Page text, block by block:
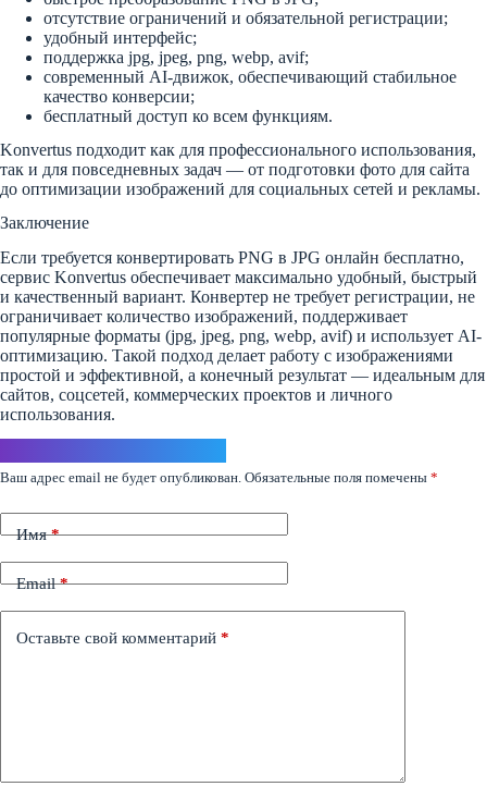
отсутствие ограничений и обязательной регистрации;
удобный интерфейс;
поддержка jpg, jpeg, png, webp, avif;
современный AI-движок, обеспечивающий стабильное
качество конверсии;
бесплатный доступ ко всем функциям.
Konvertus подходит как для профессионального использования,
так и для повседневных задач — от подготовки фото для сайта
до оптимизации изображений для социальных сетей и рекламы.
Заключение
Если требуется конвертировать PNG в JPG онлайн бесплатно,
сервис Konvertus обеспечивает максимально удобный, быстрый
и качественный вариант. Конвертер не требует регистрации, не
ограничивает количество изображений, поддерживает
популярные форматы (jpg, jpeg, png, webp, avif) и использует AI-
оптимизацию. Такой подход делает работу с изображениями
простой и эффективной, а конечный результат — идеальным для
сайтов, соцсетей, коммерческих проектов и личного
использования.
Ваш адрес email не будет опубликован. Обязательные поля помечены *
Имя*
Email*
Оставьте свой комментарий *